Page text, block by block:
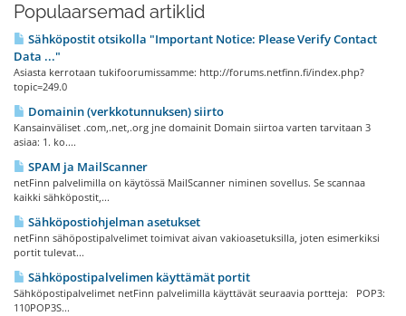
Populaarsemad artiklid
Sähköpostit otsikolla "Important Notice: Please Verify Contact
Data ..."
Asiasta kerrotaan tukifoorumissamme: http://forums.netfinn.fi/index.php?
topic=249.0
Domainin (verkkotunnuksen) siirto
Kansainväliset .com,.net,.org jne domainit Domain siirtoa varten tarvitaan 3
asiaa: 1. ko....
SPAM ja MailScanner
netFinn palvelimilla on käytössä MailScanner niminen sovellus. Se scannaa
kaikki sähköpostit,...
Sähköpostiohjelman asetukset
netFinn sähöpostipalvelimet toimivat aivan vakioasetuksilla, joten esimerkiksi
portit tulevat...
Sähköpostipalvelimen käyttämät portit
Sähköpostipalvelimet netFinn palvelimilla käyttävät seuraavia portteja: POP3:
110POP3S...